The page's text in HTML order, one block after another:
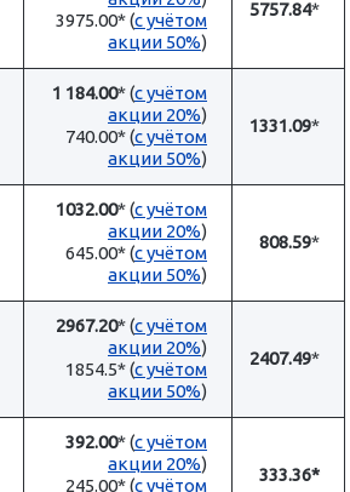
3975.00* (с учётом
акции 50%)
5757.84*
1 184.00* (с учётом
акции 20%)
740.00* (с учётом
акции 50%)
1331.09*
1032.00* (с учётом
акции 20%)
645.00* (с учётом
акции 50%)
808.59*
2967.20* (с учётом
акции 20%)
1854.5* (с учётом
акции 50%)
2407.49*
392.00* (с учётом
акции 20%)
245.00* (с учётом
333.36*